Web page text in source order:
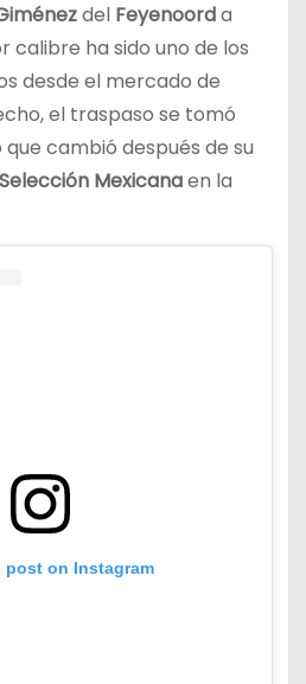
del Feyenoorda
calibre ha sido uno de los
desde el mercado de
el traspaso se tomó
cambió después de su
Selección Mexicanaen la
post on Instagram